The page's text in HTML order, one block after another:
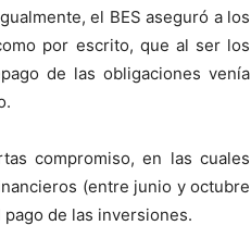
el BES aseguró a los
por escrito, que al ser los
de las obligaciones venía
compromiso, en las cuales
(entre junio y octubre
de las inversiones.